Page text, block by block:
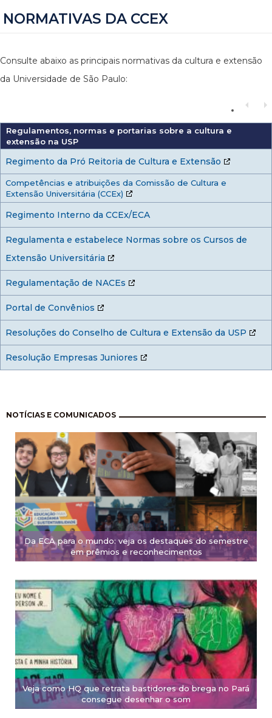
NORMATIVAS DA CCEX
Consulte abaixo as principais normativas da cultura e extensão
da Universidade de São Paulo:
Regulamentos, normas e portarias sobre a cultura e
extensão na USP
Regimento da Pró Reitoria de Cultura e Extensão
Competências e atribuições da Comissão de Cultura e
Extensão Universitária (CCEx)
Regimento Interno da CCEx/ECA
Regulamenta e estabelece Normas sobre os Cursos de
Extensão Universitária
Regulamentação de NACEs
Portal de Convênios
Resoluções do Conselho de Cultura e Extensão da USP
Resolução Empresas Juniores
NOTÍCIAS E COMUNICADOS
Da ECA para o mundo: veja os destaques do semestre
em prêmios e reconhecimentos
Veja como HQ que retrata bastidores do brega no Pará
consegue desenhar o som
Pagination